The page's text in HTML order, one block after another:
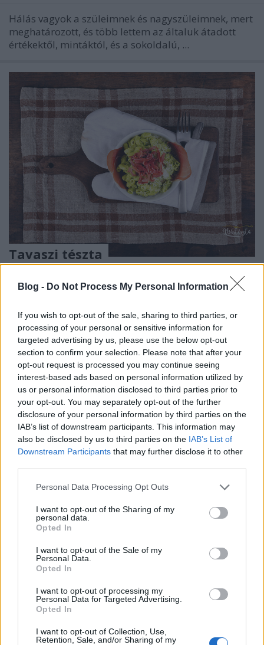
Blog - Do Not Process My Personal Information
If you wish to opt-out of the sale, sharing to third parties, or
processing of your personal or sensitive information for
targeted advertising by us, please use the below opt-out
section to confirm your selection. Please note that after your
opt-out request is processed you may continue seeing
interest-based ads based on personal information utilized by
us or personal information disclosed to third parties prior to
your opt-out. You may separately opt-out of the further
disclosure of your personal information by third parties on the
IAB’s list of downstream participants. This information may
also be disclosed by us to third parties on the IAB’s List of
Downstream Participants that may further disclose it to other
Please note that this website/app uses one or more Google
not limited to your visit or usage behaviour. You may click to
grant or deny consent to Google and its third-party tags to
use your data for below specified purposes in below Google
consent section.
Personal Data Processing Opt Outs
I want to opt-out of the Sharing of my
personal data.
Opted In
I want to opt-out of the Sale of my
Personal Data.
Opted In
I want to opt-out of processing my
Personal Data for Targeted Advertising.
Opted In
I want to opt-out of Collection, Use,
Retention, Sale, and/or Sharing of my
Hálás vagyok a szüleimnek és nagyszüleimnek, mert
meghatározott, és több lettem az általuk átadott
értékektől, mintáktól, és a sokoldalú, ...
Tavaszi tészta
egész nap nyitva, a finom szellő a lakás minden
helyiségét bejárja. Most főzőcskézés közben ...
Havasilive•2018. április 18.
Meghirdettem egy bútort az interneten, ami iránt
rövid időn belül igen sokan érdeklődtek.
Változatosnál változatosabb kérdéseket tettek fel, ...